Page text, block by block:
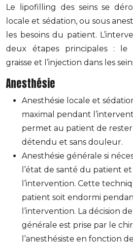
Le lipofilling des seins se
locale et sédation, ou sous
les besoins du patient.
deux étapes principales :
graisse et l’injection dans les
Anesthésie
Anesthésie locale et
maximal pendant
permet au patient de rester
détendu et sans douleur.
Anesthésie générale si
l’état de santé du patient
l’intervention. Cette
patient soit endormi
l’intervention. La décision
générale est prise par le
l’anesthésiste en fonction